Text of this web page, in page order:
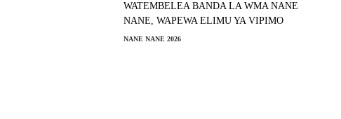
WATEMBELEA BANDA LA WMA NANE
NANE, WAPEWA ELIMU YA VIPIMO
NANE NANE 2026